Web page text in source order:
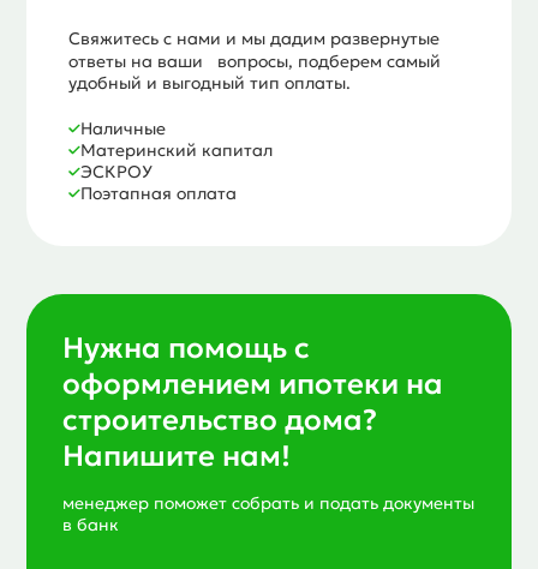
Свяжитесь с нами и мы дадим развернутые
ответы на ваши вопросы, подберем самый
удобный и выгодный тип оплаты.
Наличные
Материнский капитал
ЭСКРОУ
Поэтапная оплата
Нужна помощь с
оформлением ипотеки на
строительство дома?
Напишите нам!
менеджер поможет собрать и подать документы
в банк